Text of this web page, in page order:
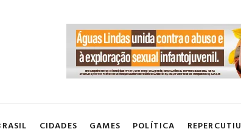
CIDADES GAMES POLÍTICA REPERCUTIU